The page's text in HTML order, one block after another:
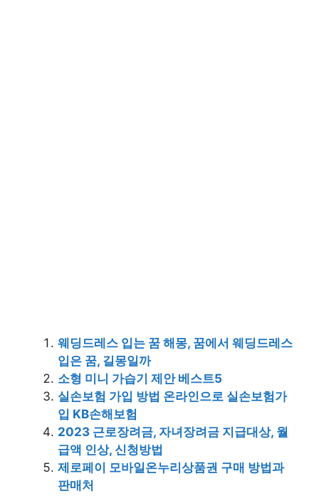
웨딩드레스 입는 꿈 해몽, 꿈에서 웨딩드레스
입은 꿈, 길몽일까
소형 미니 가습기 제안 베스트5
실손보험 가입 방법 온라인으로 실손보험가
입 KB손해보험
2023 근로장려금, 자녀장려금 지급대상, 월
급액 인상, 신청방법
제로페이 모바일온누리상품권 구매 방법과
판매처